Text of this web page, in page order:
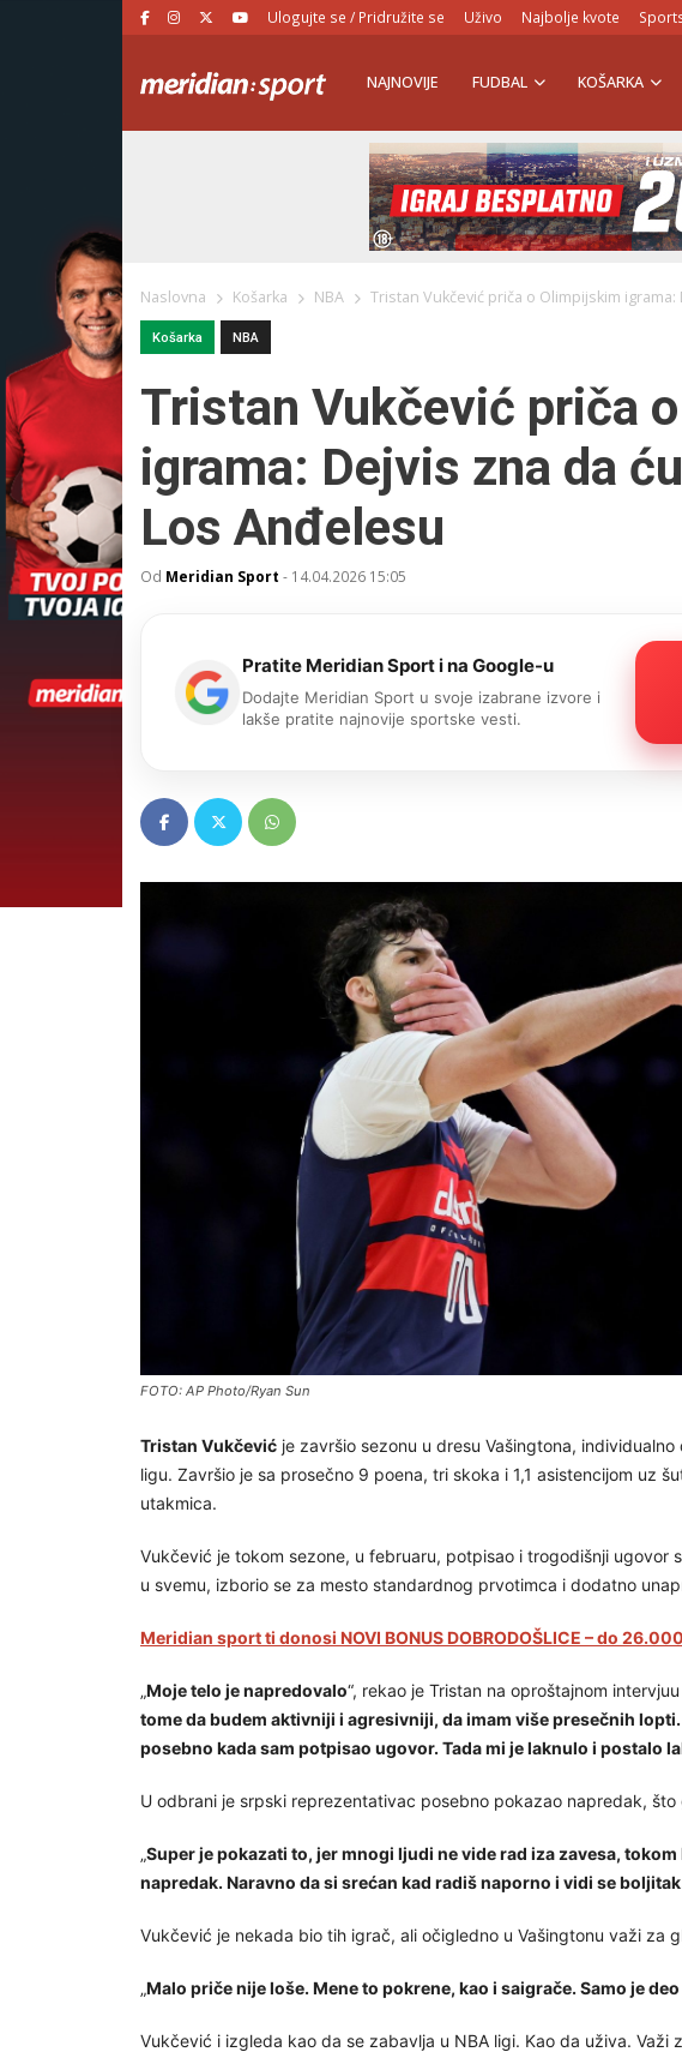
Ulogujte se / Pridružite se Uživo Najbolje kvote
NAJNOVIJE FUDBAL KOŠARKA
Naslovna Košarka NBA Tristan Vukčević priča o Olimpijskim igrama:
Košarka NBA
Tristan Vukčević priča
igrama: Dejvis zna da
Los Anđelesu
Od Meridian Sport - 14.04.2026 15:05
Pratite Meridian Sport i na Google-u
Dodajte Meridian Sport u svoje izabrane izvore i
lakše pratite najnovije sportske vesti.
FOTO: AP Photo/Ryan Sun
Tristan Vukčević je završio sezonu u dresu Vašingtona,
ligu. Završio je sa prosečno 9 poena, tri skoka i 1,1 asistencijom uz
utakmica.
Vukčević je tokom sezone, u februaru, potpisao i trogodišnji ugovor
u svemu, izborio se za mesto standardnog prvotimca i dodatno
Meridian sport ti donosi NOVI BONUS DOBRODOŠLICE – do
„Moje telo je napredovalo“, rekao je Tristan na oproštajnom
tome da budem aktivniji i agresivniji, da imam više presečnih
posebno kada sam potpisao ugovor. Tada mi je laknulo i postalo
U odbrani je srpski reprezentativac posebno pokazao napredak, što
„Super je pokazati to, jer mnogi ljudi ne vide rad iza zavesa,
napredak. Naravno da si srećan kad radiš naporno i vidi se boljitak
Vukčević je nekada bio tih igrač, ali očigledno u Vašingtonu važi za
„Malo priče nije loše. Mene to pokrene, kao i saigrače. Samo je
Vukčević i izgleda kao da se zabavlja u NBA ligi. Kao da uživa. Važi